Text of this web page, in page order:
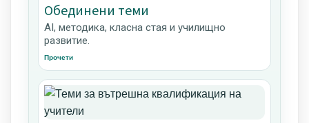
Обединени теми
AI, методика, класна стая и училищно
развитие.
Прочети